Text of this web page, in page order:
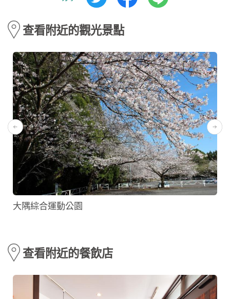
查看附近的觀光景點
大隅綜合運動公園
查看附近的餐飲店